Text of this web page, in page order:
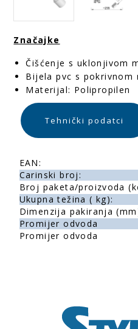
Značajke
Čišćenje s uklonjivom
Bijela pvc s pokrivnom
Materijal: Polipropilen
Tehnički podatci
EAN:
Carinski broj:
Broj paketa/proizvoda
Ukupna težina ( kg):
Dimenzija pakiranja
Promijer odvoda
Promijer odvoda